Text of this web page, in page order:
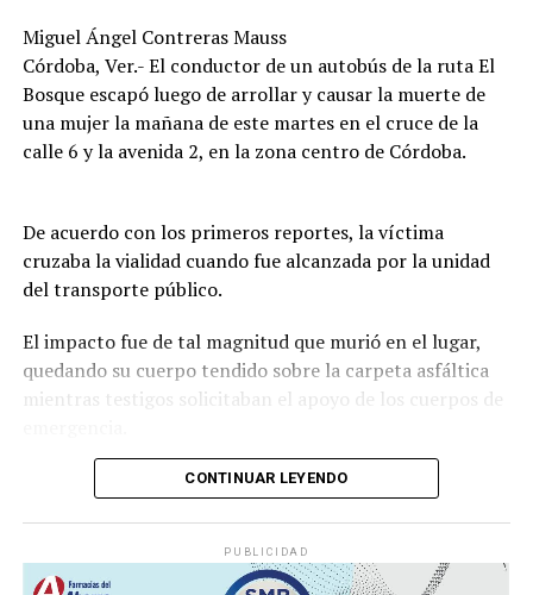
Miguel Ángel Contreras Mauss
Córdoba, Ver.- El conductor de un autobús de la ruta El
Bosque escapó luego de arrollar y causar la muerte de
una mujer la mañana de este martes en el cruce de la
calle 6 y la avenida 2, en la zona centro de Córdoba.
De acuerdo con los primeros reportes, la víctima
cruzaba la vialidad cuando fue alcanzada por la unidad
del transporte público.
El impacto fue de tal magnitud que murió en el lugar,
quedando su cuerpo tendido sobre la carpeta asfáltica
mientras testigos solicitaban el apoyo de los cuerpos de
Lejos de detenerse para auxiliar a la víctima, el operador
movilizó a corporaciones de seguridad para tratar de
CONTINUAR LEYENDO
PUBLICIDAD